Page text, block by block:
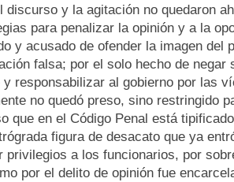
discurso y la agitación no quedaron
para penalizar la opinión y a la
y acusado de ofender la imagen del
falsa; por el solo hecho de negar
y responsabilizar al gobierno por las
no quedó preso, sino restringido
que en el Código Penal está
figura de desacato que ya
privilegios a los funcionarios, por
por el delito de opinión fue